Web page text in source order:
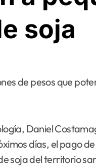
soja
Daniel
días, el pago
soja del territorio